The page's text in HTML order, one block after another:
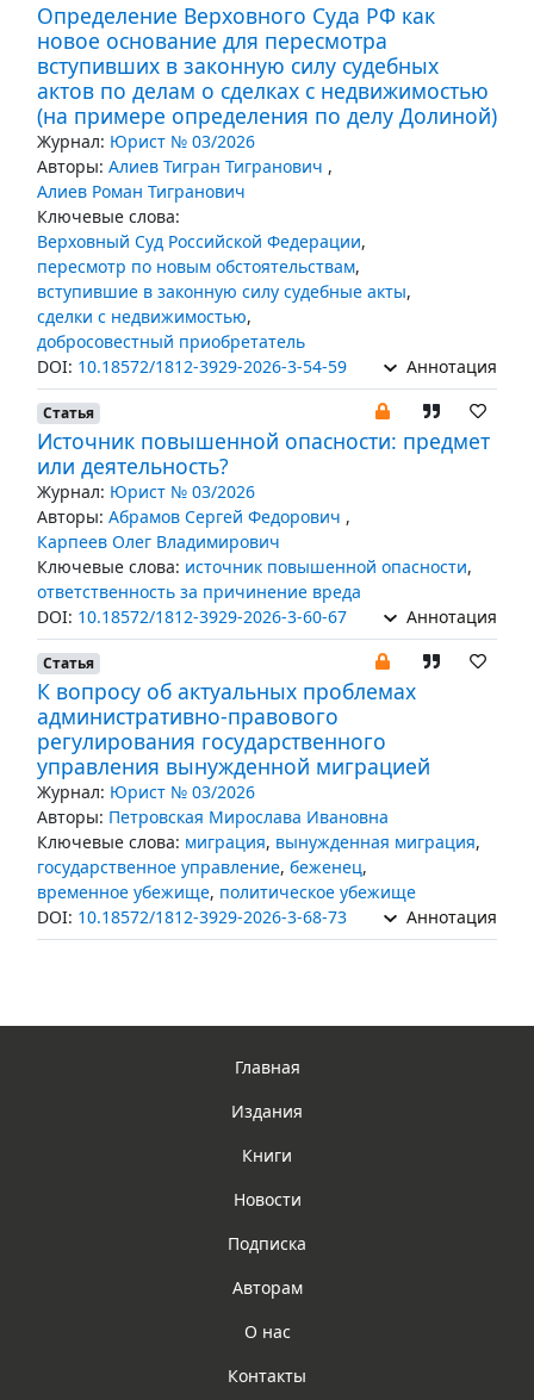
Определение Верховного Суда РФ как
новое основание для пересмотра
вступивших в законную силу судебных
актов по делам о сделках с недвижимостью
(на примере определения по делу Долиной)
Журнал: Юрист № 03/2026
Авторы: Алиев Тигран Тигранович ,
Алиев Роман Тигранович
Ключевые слова:
Верховный Суд Российской Федерации,
пересмотр по новым обстоятельствам,
вступившие в законную силу судебные акты,
сделки с недвижимостью,
добросовестный приобретатель
DOI: 10.18572/1812-3929-2026-3-54-59 Аннотация
Статья
Источник повышенной опасности: предмет
или деятельность?
Журнал: Юрист № 03/2026
Авторы: Абрамов Сергей Федорович ,
Карпеев Олег Владимирович
Ключевые слова: источник повышенной опасности,
ответственность за причинение вреда
DOI: 10.18572/1812-3929-2026-3-60-67 Аннотация
Статья
К вопросу об актуальных проблемах
административно-правового
регулирования государственного
управления вынужденной миграцией
Журнал: Юрист № 03/2026
Авторы: Петровская Мирослава Ивановна
Ключевые слова: миграция, вынужденная миграция,
государственное управление, беженец,
временное убежище, политическое убежище
DOI: 10.18572/1812-3929-2026-3-68-73 Аннотация
Главная
Издания
Книги
Новости
Подписка
Авторам
О нас
Контакты